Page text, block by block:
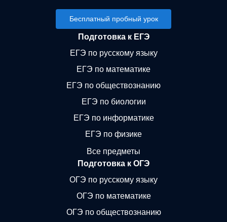
Бесплатный пробный урок
Подготовка к ЕГЭ
ЕГЭ по русскому языку
ЕГЭ по математике
ЕГЭ по обществознанию
ЕГЭ по биологии
ЕГЭ по информатике
ЕГЭ по физике
Все предметы
Подготовка к ОГЭ
ОГЭ по русскому языку
ОГЭ по математике
ОГЭ по обществознанию